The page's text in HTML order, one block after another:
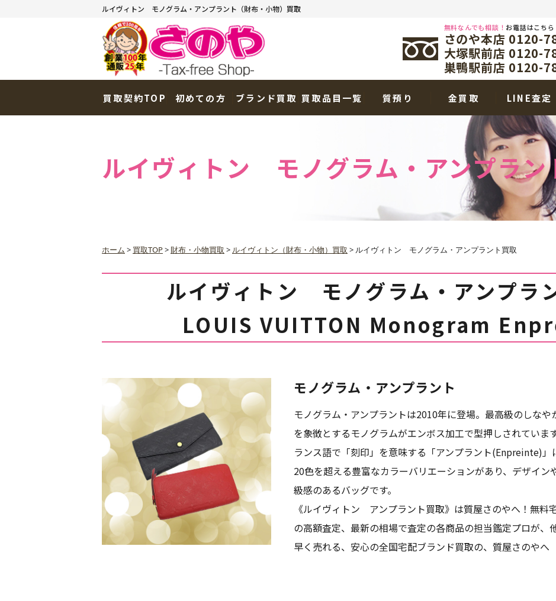
ルイヴィトン モノグラム・アンプラント（財布・小物）買取
無料なんでも相談！お電話はこちら
さのや本店 0120-
大塚駅前店 0120-
巣鴨駅前店 0120-
買取契約TOP 初めての方 ブランド買取 買取品目一覧 質預り 金買取 LINE査定
ルイヴィトン モノグラム・アンプラン
ホーム > 買取TOP> 財布・小物買取 > ルイヴィトン（財布・小物）買取 > ルイヴィトン モノグラム・アンプラント買取
ルイヴィトン モノグラム・アンプラ
LOUIS VUITTON Monogram
モノグラム・アンプラント
モノグラム・アンプラントは2010年に登場。最高級のしな
を象徴とするモノグラムがエンボス加工で型押しされていま
ランス語で「刻印」を意味する「アンプラント(Enpreinte)」
20色を超える豊富なカラーバリエーションがあり、デザイン
級感のあるバッグです。
《ルイヴィトン アンプラント買取》は質屋さのやへ！無料
の高額査定、最新の相場で査定の各商品の担当鑑定プロが、
早く売れる、安心の全国宅配ブランド買取の、質屋さのやへ